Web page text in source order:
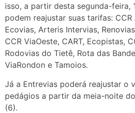
isso, a partir desta segunda-feira,
podem reajustar suas tarifas: CCR
Ecovias, Arteris Intervias,
CCR ViaOeste, CART, Ecopistas,
Rodovias do Tietê, Rota das
ViaRondon e Tamoios.
Já a Entrevias poderá reajustar o
pedágios a partir da meia-noite
(6).